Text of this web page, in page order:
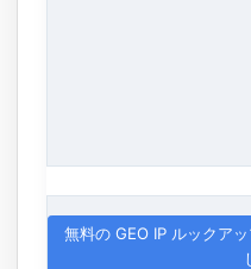
無料の GEO IP ルックア